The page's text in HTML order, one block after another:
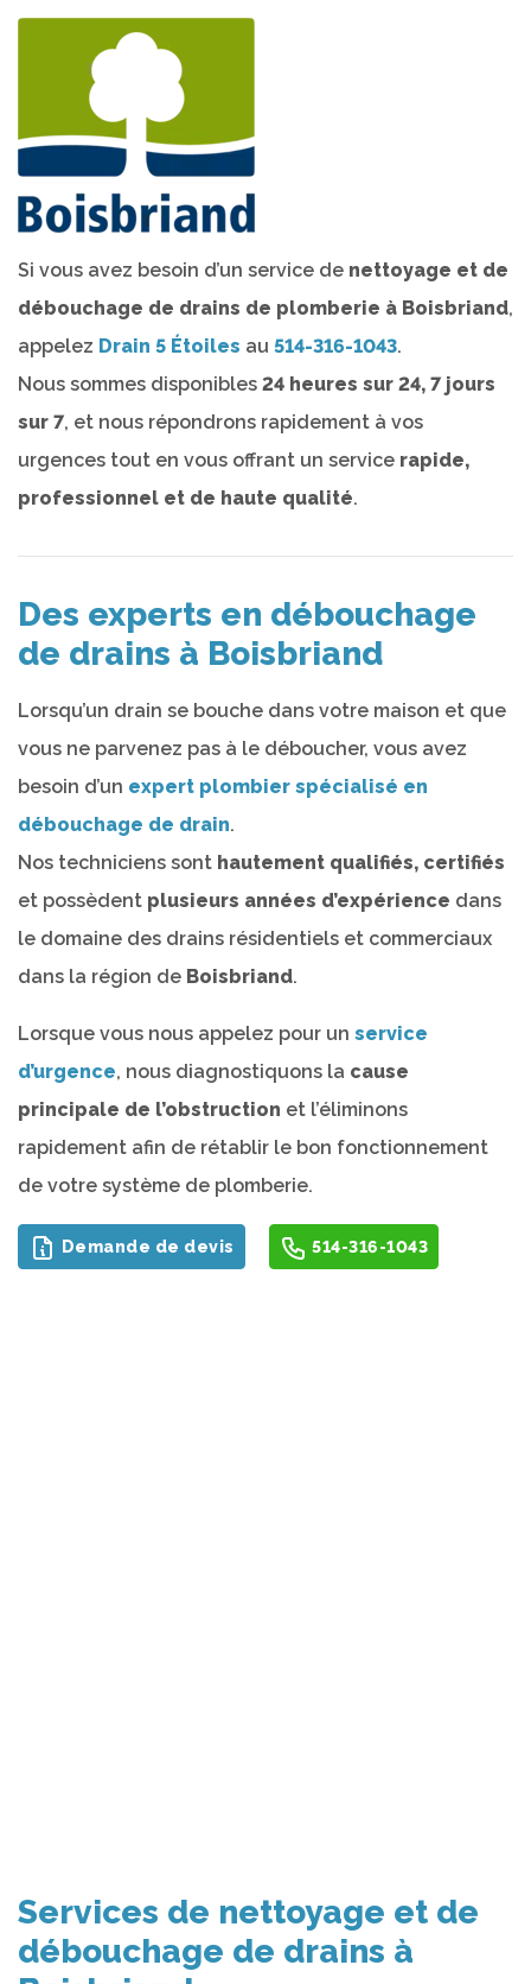
Si vous avez besoin d’un service de nettoyage et de
débouchage de drains de plomberie à Boisbriand,
appelez Drain 5 Étoiles au 514-316-1043.
Nous sommes disponibles 24 heures sur 24, 7 jours
sur 7, et nous répondrons rapidement à vos
urgences tout en vous offrant un service rapide,
professionnel et de haute qualité.
Des experts en débouchage
de drains à Boisbriand
Lorsqu’un drain se bouche dans votre maison et que
vous ne parvenez pas à le déboucher, vous avez
besoin d’un expert plombier spécialisé en
débouchage de drain.
Nos techniciens sont hautement qualifiés, certifiés
et possèdent plusieurs années d’expérience dans
le domaine des drains résidentiels et commerciaux
dans la région de Boisbriand.
Lorsque vous nous appelez pour un service
d’urgence, nous diagnostiquons la cause
principale de l’obstruction et l’éliminons
rapidement afin de rétablir le bon fonctionnement
de votre système de plomberie.
Demande de devis 514-316-1043
Services de nettoyage et de
débouchage de drains à